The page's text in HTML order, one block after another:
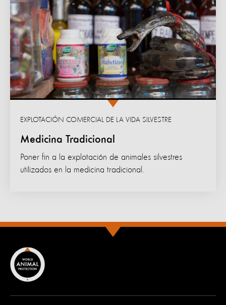
Medicina Tradicional
EXPLOTACIÓN COMERCIAL DE LA VIDA SILVESTRE
Poner fin a la explotación de animales silvestres
utilizados en la medicina tradicional.